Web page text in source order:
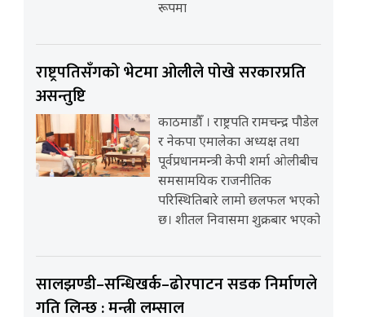
रूपमा
राष्ट्रपतिसँगको भेटमा ओलीले पोखे सरकारप्रति
असन्तुष्टि
काठमाडौँ । राष्ट्रपति रामचन्द्र पौडेल
र नेकपा एमालेका अध्यक्ष तथा
पूर्वप्रधानमन्त्री केपी शर्मा ओलीबीच
समसामयिक राजनीतिक
परिस्थितिबारे लामो छलफल भएको
छ। शीतल निवासमा शुक्रबार भएको
सालझण्डी–सन्धिखर्क–ढोरपाटन सडक निर्माणले
गति लिन्छ : मन्त्री लम्साल